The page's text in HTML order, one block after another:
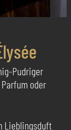
Pudriger
oder
Lieblingsduft